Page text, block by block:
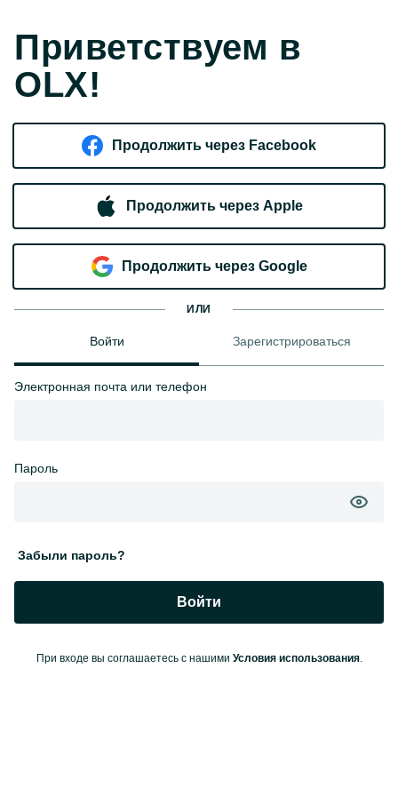
Приветствуем в
OLX!
Продолжить через Facebook
Продолжить через Apple
Продолжить через Google
ИЛИ
Войти Зарегистрироваться
Электронная почта или телефон
Пароль
Забыли пароль?
Войти
При входе вы соглашаетесь с нашими Условия использования.